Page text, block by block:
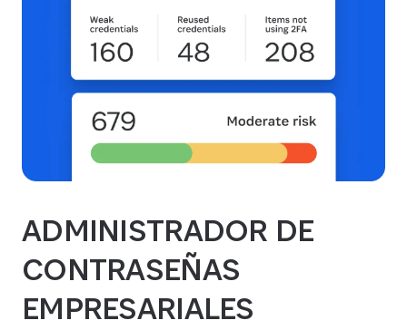
ADMINISTRADOR DE
CONTRASEÑAS
EMPRESARIALES